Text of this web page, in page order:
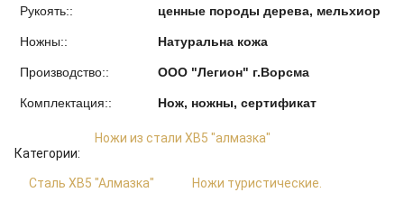
Рукоять:: ценные породы дерева, мельхиор
Ножны:: Натуральна кожа
Производство:: ООО "Легион" г.Ворсма
Комплектация:: Нож, ножны, сертификат
Категории:
Ножи из стали ХВ5 "алмазка"
Сталь ХВ5 "Алмазка" Ножи туристические.